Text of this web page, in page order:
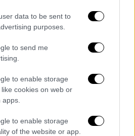
data to be sent to
purposes.
to send me
to enable storage
cookies on web or
to enable storage
of the website or app.
εκδήλωσης των
παράκληση στους
προσεκτικοί και
για τη δική τους
πιστά τις